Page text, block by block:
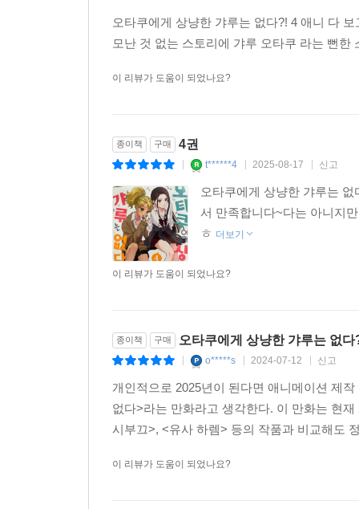
오타쿠에게 상냥한 갸루는 없다?! 4 애니 다
모난 것 없는 스토리에 갸루 오타쿠 라는 뻔
이 리뷰가 도움이 되었나요?
종이책 구매 4권
t******4 2025-08-17 신고
오타쿠에게 상냥한 갸루는
서 만족합니다~다는 아니지
ㅎ 더보기
이 리뷰가 도움이 되었나요?
종이책 구매 오타쿠에게 상냥한 갸루는 없
o*****s 2024-07-12 신고
개인적으로 2025년이 된다면 애니메이션 제
없다>라는 만화라고 생각한다. 이 만화는 현
시부끄>, <유사 하렘> 등의 작품과 비교해도
이 리뷰가 도움이 되었나요?